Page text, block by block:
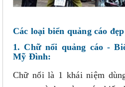
Các loại biển quảng cáo
1. Chữ nổi quảng cáo -
Mỹ Đình:
Chữ nổi là 1 khái niệm